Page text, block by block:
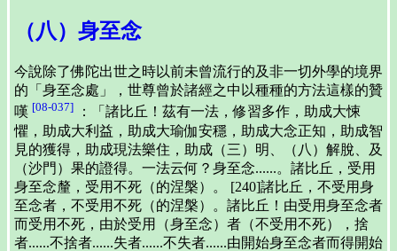
（八）身至念
今說除了佛陀出世之時以前未曾流行的及非一切外學的境界
的「身至念處」，世尊曾於諸經之中以種種的方法這樣的贊
嘆 [08-037] ：「諸比丘！茲有一法，修習多作，助成大悚
懼，助成大利益，助成大瑜伽安穩，助成大念正知，助成智
見的獲得，助成現法樂住，助成（三）明、（八）解脫、及
（沙門）果的證得。一法云何？身至念......。諸比丘，受用
身至念釐，受用不死（的涅槃）。 [240]諸比丘，不受用身
至念者，不受用不死（的涅槃）。諸比丘！由受用身至念者
而受用不死，由於受用（身至念）者（不受用不死），捨
者......不捨者......失者......不失者......由開始身至念者而得開始